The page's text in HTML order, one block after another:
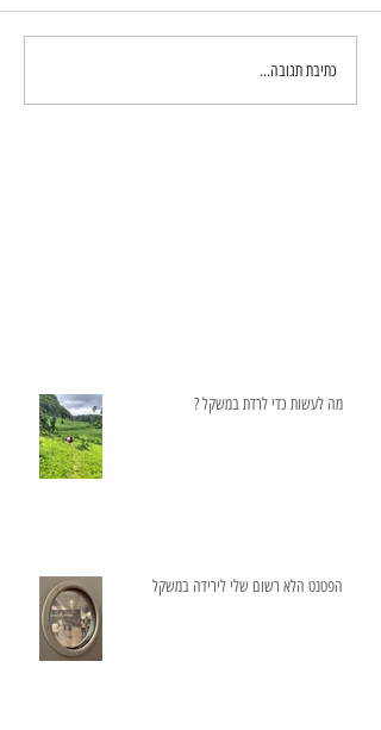
כתיבת תגובה...
מה לעשות כדי לרדת במשקל ?
הפטנט הלא רשום שלי לירידה במשקל